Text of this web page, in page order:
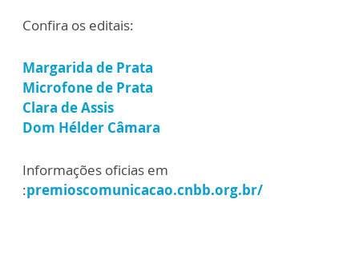
Confira os editais:
Margarida de Prata
Microfone de Prata
Clara de Assis
Dom Hélder Câmara
Informações oficias em
:premioscomunicacao.cnbb.org.br/